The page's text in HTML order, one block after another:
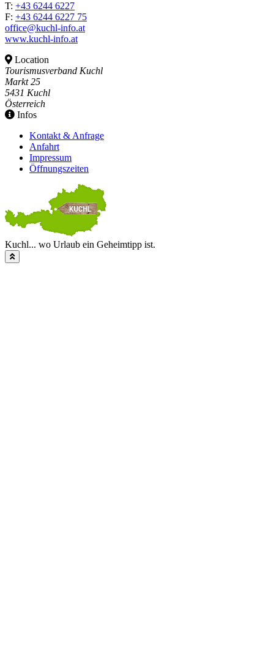
T: +43 6244 6227
F: +43 6244 6227 75
office@kuchl-info.at
www.kuchl-info.at
Location
Tourismusverband Kuchl
Markt 25
5431 Kuchl
Österreich
Infos
Kontakt & Anfrage
Anfahrt
Impressum
Öffnungszeiten
Kuchl... wo Urlaub ein Geheimtipp ist.